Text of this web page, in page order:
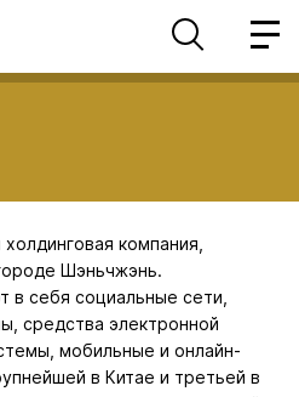
компания,
Шэньчжэнь.
себя социальные сети,
средства электронной
мобильные и онлайн-
в Китае и третьей в